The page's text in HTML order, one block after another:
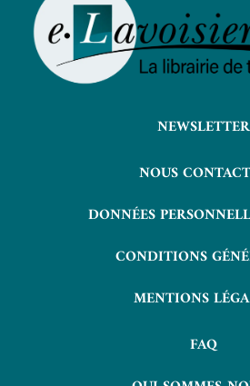
NEWSLETTER
NOUS
DONNÉES
CONDITIONS
MENTIONS
FAQ